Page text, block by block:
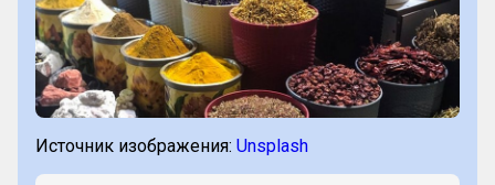
Источник изображения: Unsplash